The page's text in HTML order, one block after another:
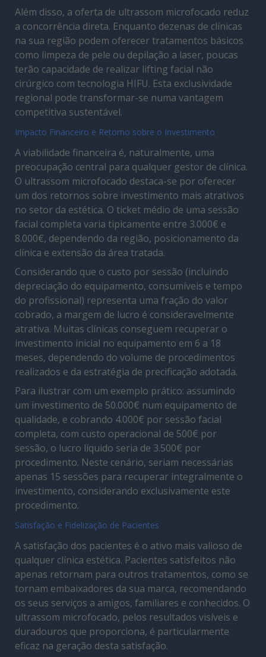
Além disso, a oferta de ultrassom microfocado reduz
a concorrência direta. Enquanto dezenas de clínicas
na sua região podem oferecer tratamentos básicos
como limpeza de pele ou depilação a laser, poucas
terão capacidade de realizar lifting facial não
cirúrgico com tecnologia HIFU. Esta exclusividade
regional pode transformar-se numa vantagem
competitiva sustentável.
Impacto Financeiro e Retorno sobre o Investimento
A viabilidade financeira é, naturalmente, uma
preocupação central para qualquer gestor de clínica.
O ultrassom microfocado destaca-se por oferecer
um dos retornos sobre investimento mais atrativos
no setor da estética. O ticket médio de uma sessão
facial completa varia tipicamente entre 3.000€ e
8.000€, dependendo da região, posicionamento da
clínica e extensão da área tratada.
Considerando que o custo por sessão (incluindo
depreciação do equipamento, consumíveis e tempo
do profissional) representa uma fração do valor
cobrado, a margem de lucro é consideravelmente
atrativa. Muitas clínicas conseguem recuperar o
investimento inicial no equipamento em 6 a 18
meses, dependendo do volume de procedimentos
realizados e da estratégia de precificação adotada.
Para ilustrar com um exemplo prático: assumindo
um investimento de 50.000€ num equipamento de
qualidade, e cobrando 4.000€ por sessão facial
completa, com custo operacional de 500€ por
sessão, o lucro líquido seria de 3.500€ por
procedimento. Neste cenário, seriam necessárias
apenas 15 sessões para recuperar integralmente o
investimento, considerando exclusivamente este
procedimento.
Satisfação e Fidelização de Pacientes
A satisfação dos pacientes é o ativo mais valioso de
qualquer clínica estética. Pacientes satisfeitos não
apenas retornam para outros tratamentos, como se
tornam embaixadores da sua marca, recomendando
os seus serviços a amigos, familiares e conhecidos. O
ultrassom microfocado, pelos resultados visíveis e
duradouros que proporciona, é particularmente
eficaz na geração desta satisfação.